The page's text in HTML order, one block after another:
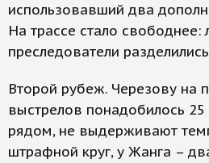
использовавший два
На трассе стало свободнее:
преследователи
Второй рубеж. Черезову на
выстрелов понадобилось 25
рядом, не выдерживают
штрафной круг, у Жанга –